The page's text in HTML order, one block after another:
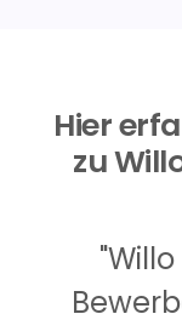
Hier
zu